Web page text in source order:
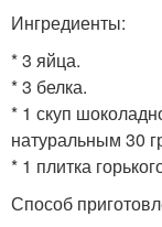
Ингредиенты:
* 3 яйца.
* 3 белка.
* 1 скуп
натуральным 30
* 1 плитка
Способ